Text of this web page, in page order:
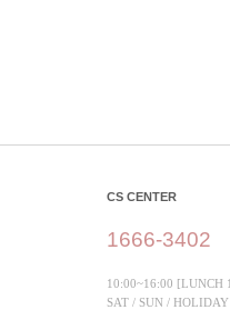
CS CENTER
1666-3402
10:00~16:00 [LUNCH
SAT / SUN / HOLIDAY